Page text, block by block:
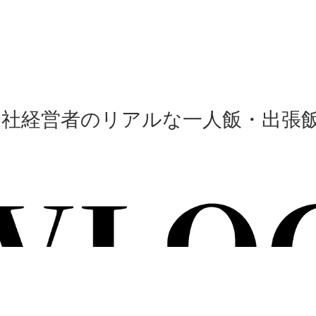
経営者のリアルな一人飯・出張